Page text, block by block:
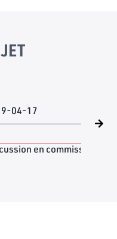
04-17
en commission